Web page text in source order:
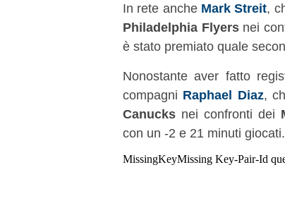
In rete anche Mark Streit,
Philadelphia Flyersnei
è stato premiato quale
Nonostante aver fatto
compagni Raphael Diaz,
Canucks nei confronti dei
con un -2 e 21 minuti giocati.